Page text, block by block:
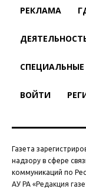
РЕКЛАМА
ВОЙТИ
Газета
надзору в сфере
коммуникаций по
АУ РА «Редакция